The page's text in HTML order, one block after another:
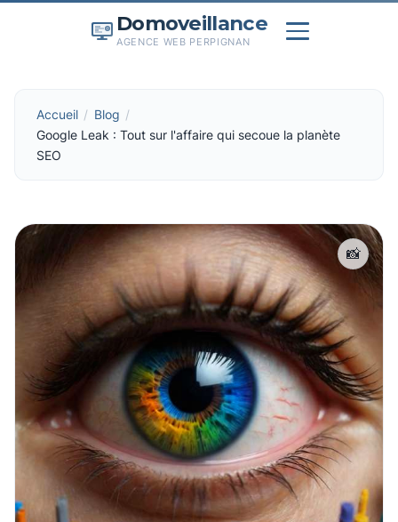
Domoveillance
AGENCE WEB PERPIGNAN
Accueil
Blog
Google Leak : Tout sur l'affaire qui secoue la planète
SEO